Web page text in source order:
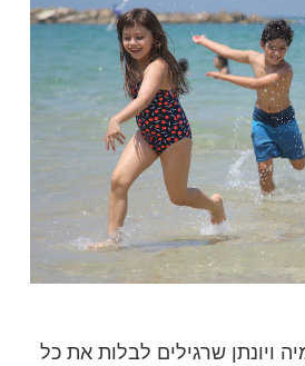
ויונתן שרגילים לבלות את כל